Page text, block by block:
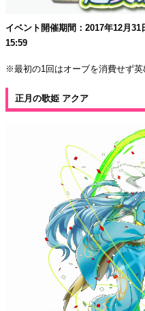
イベント開催期間：2017年12月31
15:59
※最初の1回はオーブを消費せず
正月の歌姫 アクア